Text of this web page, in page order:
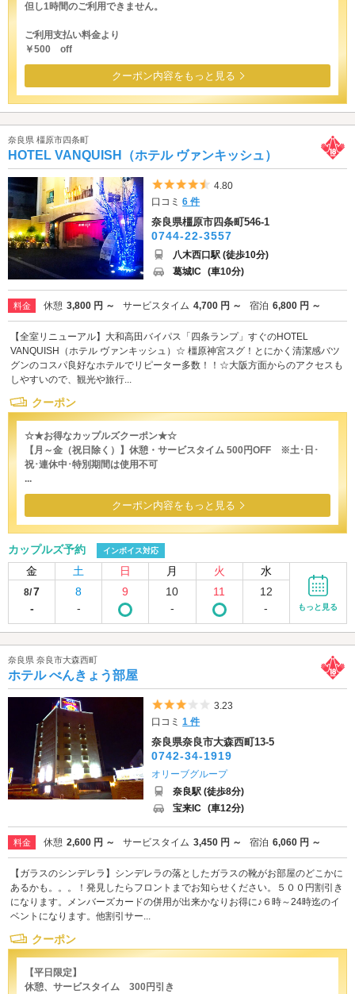
但し1時間のご利用できません。
ご利用支払い料金より
￥500 off
クーポン内容をもっと見る
奈良県 橿原市四条町
HOTEL VANQUISH（ホテル ヴァンキッシュ）
5つ星のうち4.5
4.80
口コミ6 件
奈良県橿原市四条町546-1
0744-22-3557
八木西口駅 (徒歩10分)
葛城IC (車10分)
料金 休憩 3,800 円 ～ サービスタイム 4,700 円 ～ 宿泊 6,800 円 ～
【全室リニューアル】大和高田バイパス「四条ランプ」すぐのHOTEL
VANQUISH（ホテル ヴァンキッシュ）☆ 橿原神宮スグ！とにかく清潔感バツ
グンのコスパ良好なホテルでリピーター多数！！☆大阪方面からのアクセスも
しやすいので、観光や旅行...
クーポン
☆★お得なカップルズクーポン★☆
【月～金（祝日除く）】休憩・サービスタイム 500円OFF ※土･日･
祝･連休中･特別期間は使用不可
...
クーポン内容をもっと見る
カップルズ予約 インボイス対応
金 土 日 月 火 水
8/7
-
8
-
9
10
-
11
12
-
もっと見る
奈良県 奈良市大森西町
ホテル べんきょう部屋
5つ星のうち3
3.23
口コミ1 件
奈良県奈良市大森西町13-5
0742-34-1919
オリーブグループ
奈良駅 (徒歩8分)
宝来IC (車12分)
料金 休憩 2,600 円 ～ サービスタイム 3,450 円 ～ 宿泊 6,060 円 ～
【ガラスのシンデレラ】シンデレラの落としたガラスの靴がお部屋のどこかに
あるかも。。。！発見したらフロントまでお知らせください。５００円割引き
になります。メンバーズカードの併用が出来かなりお得に♪６時～24時迄のイ
ベントになります。他割引サー...
クーポン
【平日限定】
休憩、サービスタイム 300円引き